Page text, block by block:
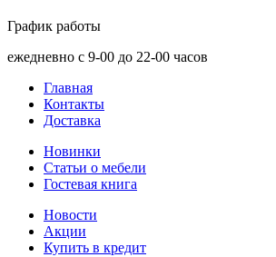
График работы
ежедневно с 9-00 до 22-00 часов
Главная
Контакты
Доставка
Новинки
Статьи о мебели
Гостевая книга
Новости
Акции
Купить в кредит